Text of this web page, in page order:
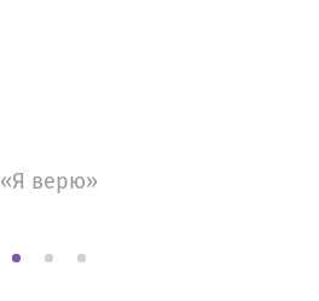
«Я верю»